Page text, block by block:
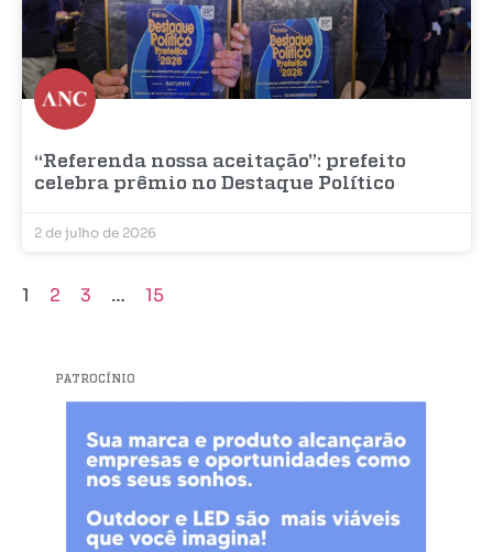
“Referenda nossa aceitação”: prefeito
celebra prêmio no Destaque Político
2 de julho de 2026
1 2 3 … 15
PATROCÍNIO